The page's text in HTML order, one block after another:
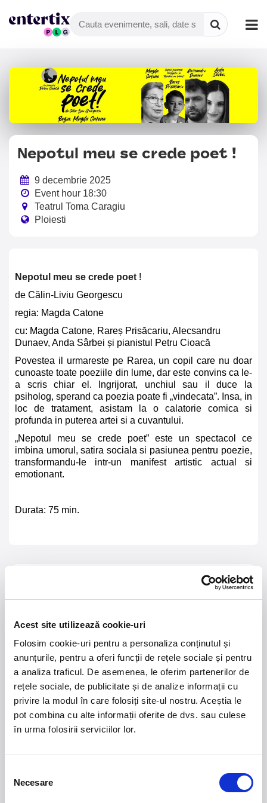
Acest site utilizează cookie-uri
Folosim cookie-uri pentru a personaliza conținutul și
anunțurile, pentru a oferi funcții de rețele sociale și pentru
a analiza traficul. De asemenea, le oferim partenerilor de
rețele sociale, de publicitate și de analize informații cu
privire la modul în care folosiți site-ul nostru. Aceștia le
pot combina cu alte informații oferite de dvs. sau culese
în urma folosirii serviciilor lor.
consimțământului
Necesare
Nepotul meu se crede poet !
de Că lin-Liviu Georgescu
regia: Magda Catone
cu: Magda Catone, Rareș Prisăcariu, Alecsandru
Dunaev, Anda Sârbei și pianistul Petru Cioacă
Povestea il urmareste pe Rarea, un copil care nu doar
cunoaste toate poeziile din lume, dar este convins ca le-
a scris chiar el. Ingrijorat, unchiul sau il duce la
psiholog, sperand ca poezia poate fi „vindecata”. Insa, in
loc de tratament, asistam la o calatorie comica si
profunda in puterea artei si a cuvantului.
„Nepotul meu se crede poet” este un spectacol ce
imbina umorul, satira sociala si pasiunea pentru poezie,
transformandu-le intr-un manifest artistic actual si
emotionant.
Durata: 75 min.
Nepotul meu se crede poet !
9 decembrie 2025
Event hour 18:30
Teatrul Toma Caragiu
Ploiesti
NOSTALGIA Litoral
Plaja La Nueva Cucaracha, Mamaia
Morgan Jay - La Dolce
Sala Palatului, Bucuresti
Summer Well 2026
Domeniul Stirbey Voda, Buftea
MASTERS OF
CLASSIC
Trends
1. Blackbriar - A Thousand Little Deaths Tour-
pentru un concert la Quantic. Turneul promovează
cel mai nou album al formației, A Thousand Little